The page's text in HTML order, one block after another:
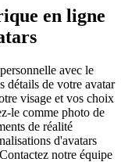
en ligne
avec le
détails de votre avatar
visage et vos choix
le comme photo de
de réalité
d'avatars
notre équipe